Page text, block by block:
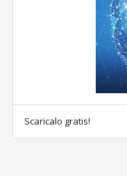
Scaricalo gratis!